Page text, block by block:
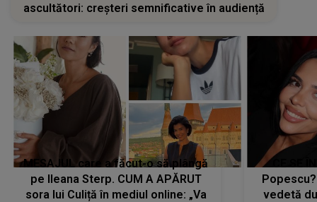
ascultători: creșteri semnificative în audiență
MESAJUL care a făcut-o să plângă
pe Ileana Sterp. CUM A APĂRUT
sora lui Culiță în mediul online: „Va
vedetă